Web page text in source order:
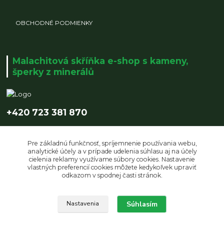
OBCHODNÉ PODMIENKY
Malachitová skříňka e-shop s kameny,
šperky z minerálů
+420 723 381 870
Upravit sběr cookies.
Pre základnú funkčnosť, spríjemnenie používania webu,
analytické účely a v prípade udelenia súhlasu aj na účely
cielenia reklamy využívame súbory cookies. Nastavenie
vlastných preferencií cookies môžete kedykoľvek upraviť
odkazom v spodnej časti stránok.
Nastavenia Súhlasím